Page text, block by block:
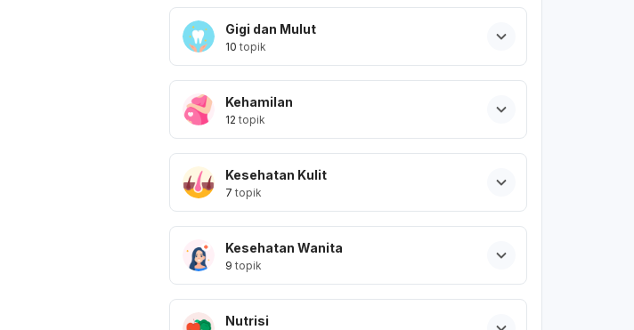
Gigi dan Mulut
10 topik
Kehamilan
12 topik
Kesehatan Kulit
7 topik
Kesehatan Wanita
9 topik
Nutrisi